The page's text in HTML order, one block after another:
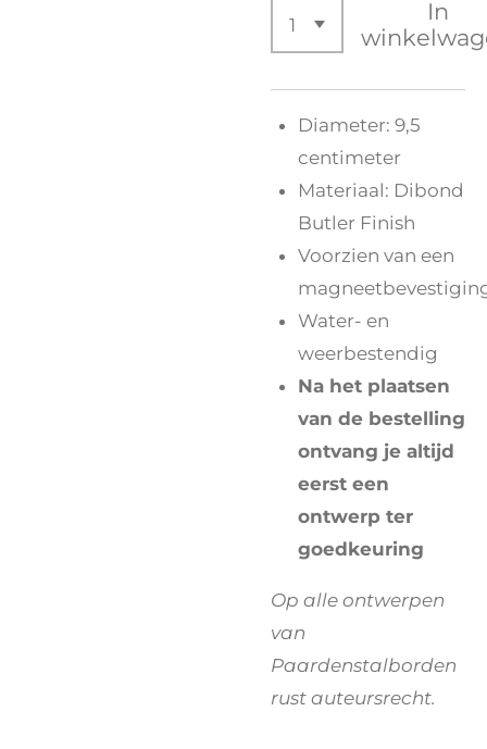
In
Diameter: 9,5
centimeter
Materiaal: Dibond
Butler Finish
Voorzien van een
Water- en
weerbestendig
Na het plaatsen
van de bestelling
ontvang je altijd
eerst een
ontwerp ter
goedkeuring
Op alle ontwerpen
van
Paardenstalborden
rust auteursrecht.